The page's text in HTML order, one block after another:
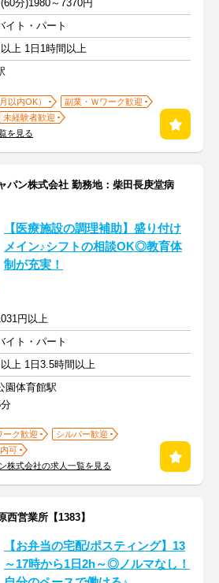
分)1980～7370円
イト・パート
上 1日1時間以上
以内OK）
副業・Ｗワーク歓迎
未経験者歓迎
を見る
パン株式会社 勤務地：柴田長庚堂病
【医療施設の調理補助】盛り付け
メイン♪シフトの相談OK◎教育体
制が充実！
円以上
イト・パート
上 1日3.5時間以上
園体育館駅
ーク歓迎
シルバー歓迎
可
株式会社の求人一覧を見る
営業所【1383】
【お弁当の宅配/ポスティング】13
～17時から1日2h～◎ノルマなし！